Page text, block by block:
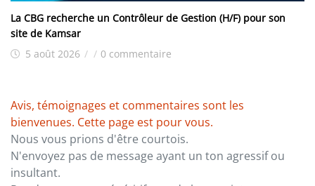
La CBG recherche un Contrôleur de Gestion (H/F) pour son
site de Kamsar
5 août 2026 / / 0 commentaire
Avis, témoignages et commentaires sont les
bienvenues. Cette page est pour vous.
Nous vous prions d'être courtois.
N'envoyez pas de message ayant un ton agressif ou
insultant.